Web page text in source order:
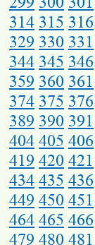
314 315 316
329 330 331
344 345 346
359 360 361
374 375 376
389 390 391
404 405 406
419 420 421
434 435 436
449 450 451
464 465 466
479 480 481